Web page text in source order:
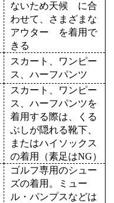
ないため天候 に合
わせて、さまざまな
アウター を着用で
きる
スカート、ワンピー
ス、ハーフパンツ
スカート、ワンピー
ス、ハーフパンツを
着用する際は、くる
ぶしが隠れる靴下、
またはハイソックス
の着用（素足はNG）
ゴルフ専用のシュー
ズの着用。ミュー
ル・パンプスなどは